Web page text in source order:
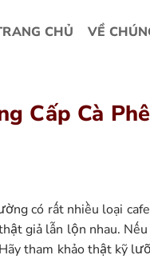
CHỦ VỀ
Cấp Cà
có rất nhiều loại
giả lẫn lộn nhau.
tham khảo thật kỹ